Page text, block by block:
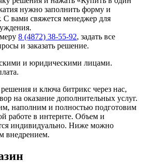
нужно заполнить форму и
С вами свяжется менеджер для
8 (4872) 38-55-92, задать все
и заказать решение.
и юридическими лицами.
и ключа битрикс через нас,
на оказание дополнительных услуг.
наполним и полностью подготовим
работе в интернте. Объем и
индивидуально. Ниже можно
внедрением.